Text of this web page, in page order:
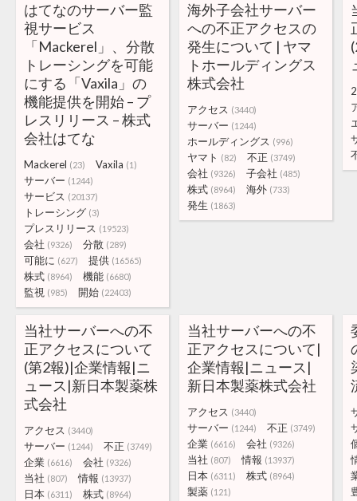
はてなのサーバー監
視サービス
「Mackerel」、分散
トレーシングを可能
にする「Vaxila」の
機能提供を開始 – プ
レスリリース – 株式
会社はてな
Mackerel (23) Vaxila (1)
サーバー (1244)
サービス (20137)
トレーシング (3)
プレスリリース (19523)
会社 (9326) 分散 (289)
可能に (627) 提供 (16565)
株式 (8964) 機能 (6680)
監視 (985) 開始 (22403)
海外子会社サーバー
への不正アクセスの
発生について | ヤマ
トホールディングス
株式会社
アクセス (3440)
サーバー (1244)
ホールディングス (996)
ヤマト (82) 不正 (3749)
会社 (9326) 子会社 (485)
株式 (8964) 海外 (733)
発生 (1863)
当社サーバーへの不
正アクセスについて
(第2報)|企業情報|ニ
ュース|新日本製薬株
式会社
アクセス (3440)
サーバー (1244) 不正 (3749)
企業 (6616) 会社 (9326)
当社 (807) 情報 (13937)
日本 (6311) 株式 (8964)
当社サーバーへの不
正アクセスについて|
企業情報|ニュース|
新日本製薬株式会社
アクセス (3440)
サーバー (1244) 不正 (3749)
企業 (6616) 会社 (9326)
当社 (807) 情報 (13937)
日本 (6311) 株式 (8964)
製薬 (121)